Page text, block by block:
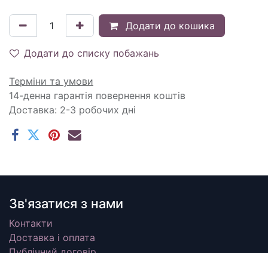
Додати до кошика
Додати до списку побажань
Терміни та умови
14-денна гарантія повернення коштів
Доставка: 2-3 робочих дні
Зв'язатися з нами
Контакти
Доставка і оплата